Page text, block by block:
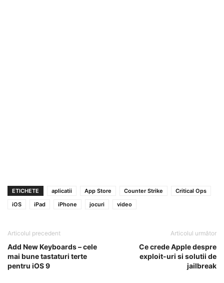
ETICHETE aplicatii App Store Counter Strike
Critical Ops
iOS
iPad iPhone jocuri video
Articolul precedent
Add New Keyboards – cele
mai bune tastaturi terte
pentru iOS 9
Articolul următor
Ce crede Apple despre
exploit-uri si solutii de
jailbreak